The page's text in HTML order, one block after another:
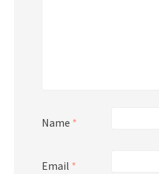
Name *
Email *